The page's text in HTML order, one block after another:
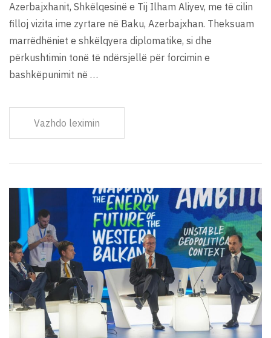
Azerbajxhanit, Shkëlqesinë e Tij Ilham Aliyev, me të cilin
filloj vizita ime zyrtare në Baku, Azerbajxhan. Theksuam
marrëdhëniet e shkëlqyera diplomatike, si dhe
përkushtimin tonë të ndërsjellë për forcimin e
bashkëpunimit në …
Vazhdo leximin